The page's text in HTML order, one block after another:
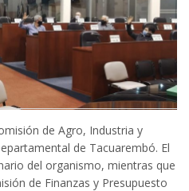
de Agro, Industria y
de Tacuarembó. El
del organismo, mientras que
de Finanzas y Presupuesto